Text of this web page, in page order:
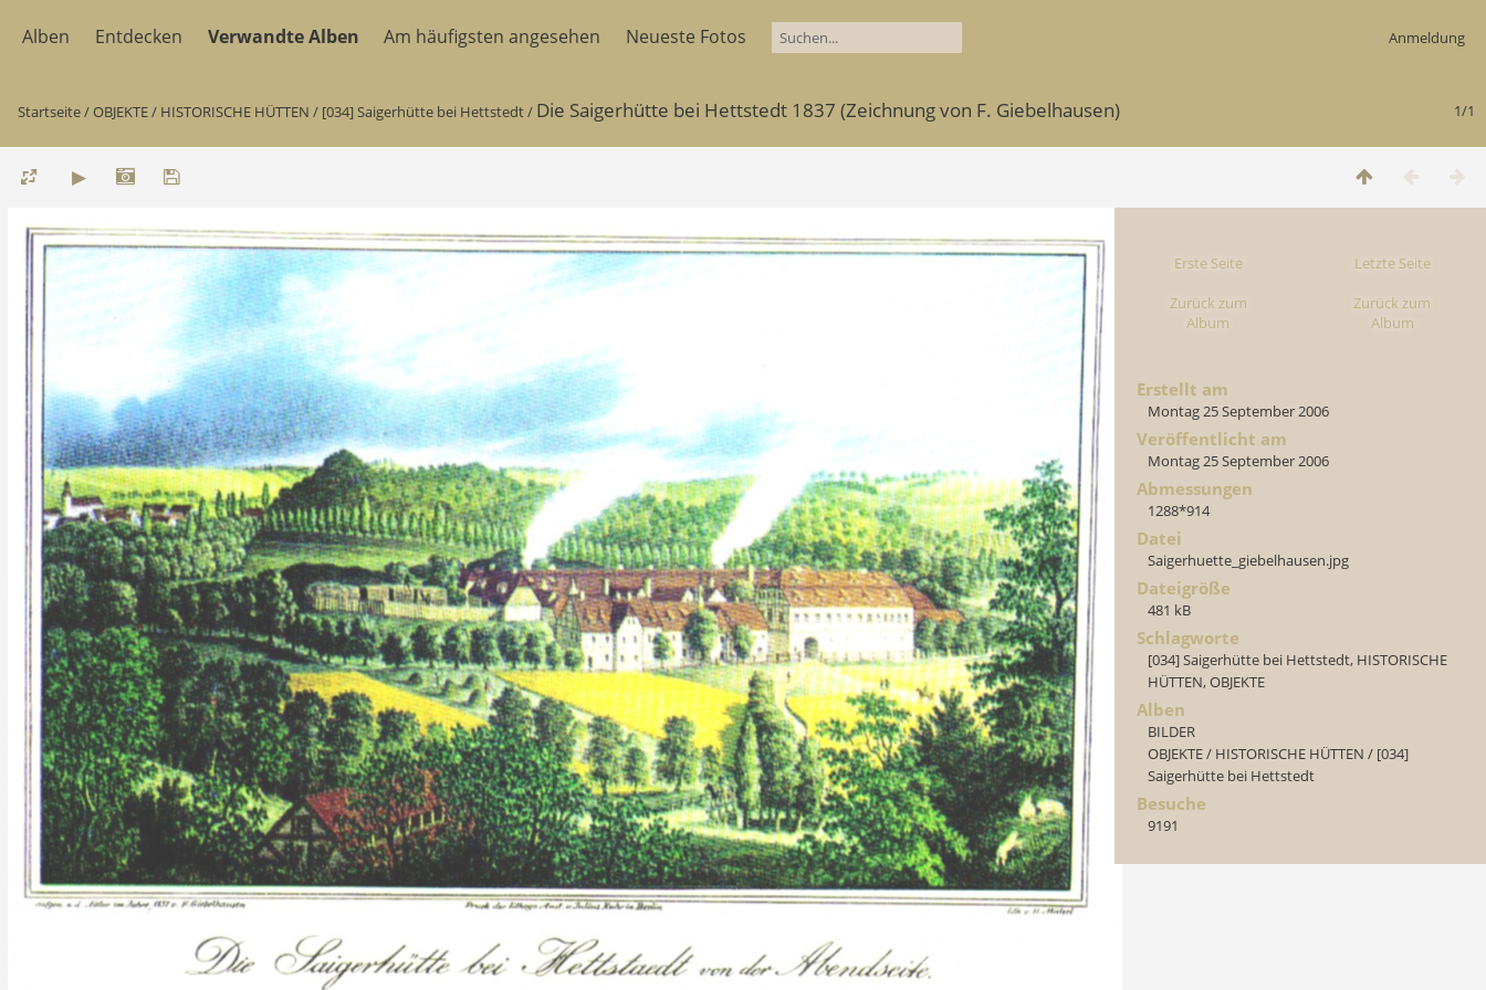
Alben Entdecken Verwandte Alben Am häufigsten angesehen Neueste Fotos Anmeldung
1/1
Startseite/OBJEKTE/ HISTORISCHE HÜTTEN / [034] Saigerhütte bei Hettstedt/ Die Saigerhütte bei Hettstedt 1837 (Zeichnung von F. Giebelhausen)
Erste Seite
Zurück zum
Album
Letzte Seite
Zurück zum
Album
Erstellt am
Montag 25 September 2006
Veröffentlicht am
Montag 25 September 2006
Abmessungen
1288*914
Datei
Saigerhuette_giebelhausen.jpg
Dateigröße
481 kB
Schlagworte
[034] Saigerhütte bei Hettstedt, HISTORISCHE
HÜTTEN,OBJEKTE
Alben
BILDER
OBJEKTE/ HISTORISCHE HÜTTEN / [034]
Saigerhütte bei Hettstedt
Besuche
9191